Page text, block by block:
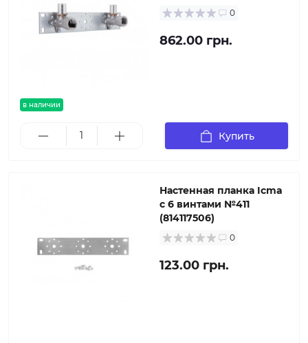
в наличии
0
862.00 грн.
Купить
Настенная планка Icma
с 6 винтами №411
(814117506)
0
123.00 грн.